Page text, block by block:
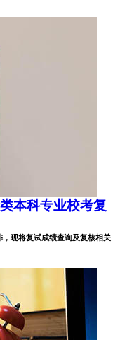
本科专业校考复
现将复试成绩查询及复核相关